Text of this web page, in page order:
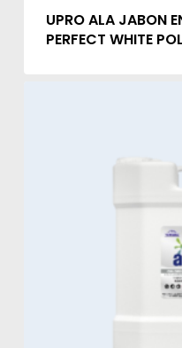
UPRO ALA JABON
PERFECT WHITE